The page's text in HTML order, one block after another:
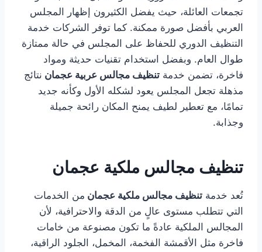
تجمعات العائلة، حيث يفضل الكثيرون إظهار المجلس
العربي بأفضل صورة ممكنة. كما توفر الشركات خدمة
التنظيف الدوري للحفاظ على المجلس في حالة ممتازة
طوال العام. وبفضل استخدام تقنيات حديثة ومواد
فاخرة، تضمن خدمة تنظيف مجالس عربية عجمان نتائج
مذهلة تجعل المجلس يعود لشكله الأول وكأنه جديد
تمامًا، مع تعطير لطيف يمنح المكان رائحة جميلة
وجذابة.
تنظيف مجالس ملكية عجمان
تُعد خدمة تنظيف مجالس ملكية عجمان من الخدمات
التي تتطلب مستوى عالٍ من الدقة والاحترافية، لأن
المجالس الملكية عادةً ما تكون مصنوعة من خامات
فاخرة مثل الأقمشة الفخمة، المخمل، الجلود الراقية،